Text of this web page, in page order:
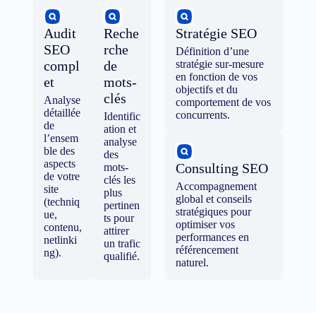
Audit
SEO
compl
et
Analyse
détaillée
de
l’ensem
ble des
aspects
de votre
site
(techniq
ue,
contenu,
netlinki
ng).
Reche
rche
de
mots-
clés
Identific
ation et
analyse
des
mots-
clés les
plus
pertinen
ts pour
attirer
un trafic
qualifié.
Stratégie SEO
Définition d’une
stratégie sur-mesure
en fonction de vos
objectifs et du
comportement de vos
concurrents.
Consulting SEO
Accompagnement
global et conseils
stratégiques pour
optimiser vos
performances en
référencement
naturel.